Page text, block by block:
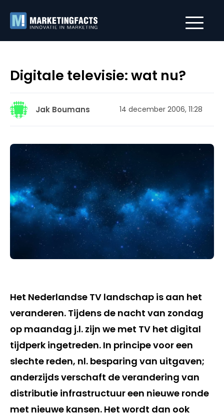
Digitale televisie: wat nu?
Jak Boumans 14 december 2006, 11:28
Het Nederlandse TV landschap is aan het
veranderen. Tijdens de nacht van zondag
op maandag j.l. zijn we met TV het digital
tijdperk ingetreden. In principe voor een
slechte reden, nl. besparing van uitgaven;
anderzijds verschaft de verandering van
distributie infrastructuur een nieuwe ronde
met nieuwe kansen. Het wordt dan ook